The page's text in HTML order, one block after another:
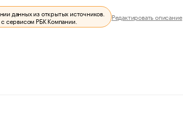
данных из открытых источников.
сервисом РБК Компании. Редактировать описание